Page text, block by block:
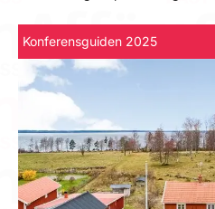
Konferensguiden 2025